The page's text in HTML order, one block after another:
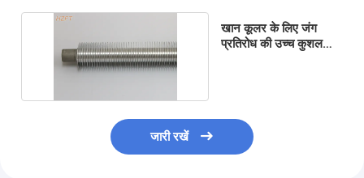
खान कूलर के लिए जंग
प्रतिरोध की उच्च कुशल
जारी रखें